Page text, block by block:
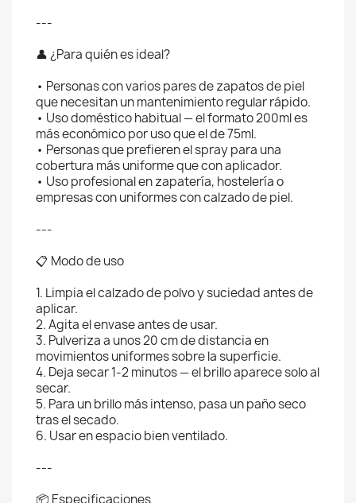
---
👤 ¿Para quién es ideal?
• Personas con varios pares de zapatos de piel
que necesitan un mantenimiento regular rápido.
• Uso doméstico habitual — el formato 200ml es
más económico por uso que el de 75ml.
• Personas que prefieren el spray para una
cobertura más uniforme que con aplicador.
• Uso profesional en zapatería, hostelería o
empresas con uniformes con calzado de piel.
---
📋 Modo de uso
1. Limpia el calzado de polvo y suciedad antes de
aplicar.
2. Agita el envase antes de usar.
3. Pulveriza a unos 20 cm de distancia en
movimientos uniformes sobre la superficie.
4. Deja secar 1-2 minutos — el brillo aparece solo al
secar.
5. Para un brillo más intenso, pasa un paño seco
tras el secado.
6. Usar en espacio bien ventilado.
---
📦 Especificaciones